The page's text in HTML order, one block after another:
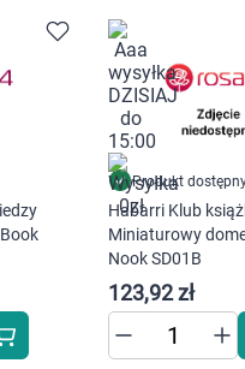
WSZYSTKIE
Ustawienia
AKCEPTUJĘ WSZYSTKIE
Produkt
Habarri Klub
Miniaturowy
Nook SD01B
123,92 zł